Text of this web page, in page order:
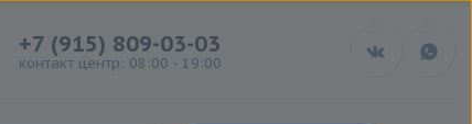
+7 (915) 809-03-03
контакт центр: 08:00 - 19:00